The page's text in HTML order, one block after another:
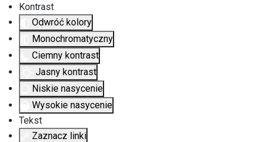
Kontrast
Odwróć kolory
Monochromatyczny
Ciemny kontrast
Jasny kontrast
Niskie nasycenie
Wysokie nasycenie
Tekst
Zaznacz linki